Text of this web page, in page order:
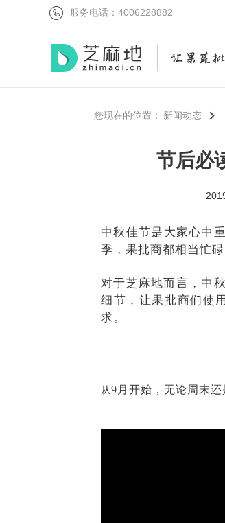
服务电话：4006228882
您现在的位置： 新闻动态
节后必
中秋佳节是大家心中
季，果批商都相当忙碌
对于芝麻地而言，中
细节，让果批商们使
求。
从9月开始，无论周末还